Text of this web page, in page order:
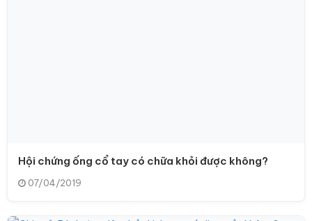
Hội chứng ống cổ tay có chữa khỏi được không?
07/04/2019